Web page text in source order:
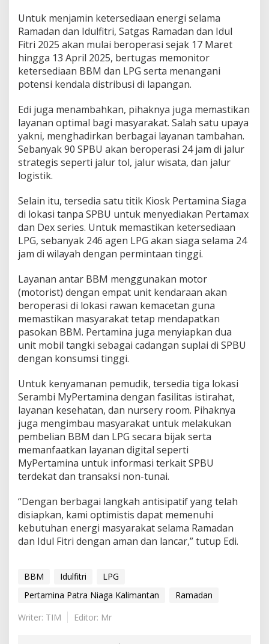
Untuk menjamin ketersediaan energi selama
Ramadan dan Idulfitri, Satgas Ramadan dan Idul
Fitri 2025 akan mulai beroperasi sejak 17 Maret
hingga 13 April 2025, bertugas memonitor
ketersediaan BBM dan LPG serta menangani
potensi kendala distribusi di lapangan.
Edi juga menambahkan, pihaknya juga memastikan
layanan optimal bagi masyarakat. Salah satu upaya
yakni, menghadirkan berbagai layanan tambahan.
Sebanyak 90 SPBU akan beroperasi 24 jam di jalur
strategis seperti jalur tol, jalur wisata, dan jalur
logistik.
Selain itu, tersedia satu titik Kiosk Pertamina Siaga
di lokasi tanpa SPBU untuk menyediakan Pertamax
dan Dex series. Untuk memastikan ketersediaan
LPG, sebanyak 246 agen LPG akan siaga selama 24
jam di wilayah dengan permintaan tinggi.
Layanan antar BBM menggunakan motor
(motorist) dengan empat unit kendaraan akan
beroperasi di lokasi rawan kemacetan guna
memastikan masyarakat tetap mendapatkan
pasokan BBM. Pertamina juga menyiapkan dua
unit mobil tangki sebagai cadangan suplai di SPBU
dengan konsumsi tinggi.
Untuk kenyamanan pemudik, tersedia tiga lokasi
Serambi MyPertamina dengan fasilitas istirahat,
layanan kesehatan, dan nursery room. Pihaknya
juga mengimbau masyarakat untuk melakukan
pembelian BBM dan LPG secara bijak serta
memanfaatkan layanan digital seperti
MyPertamina untuk informasi terkait SPBU
terdekat dan transaksi non-tunai.
“Dengan berbagai langkah antisipatif yang telah
disiapkan, kami optimistis dapat memenuhi
kebutuhan energi masyarakat selama Ramadan
dan Idul Fitri dengan aman dan lancar,” tutup Edi.
BBM Idulfitri
LPG
Pertamina Patra Niaga Kalimantan
Ramadan
Writer: TIM
Editor: Mr